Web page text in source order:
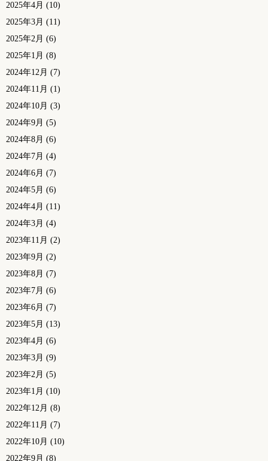
2025年4月 (10)
2025年3月 (11)
2025年2月 (6)
2025年1月 (8)
2024年12月 (7)
2024年11月 (1)
2024年10月 (3)
2024年9月 (5)
2024年8月 (6)
2024年7月 (4)
2024年6月 (7)
2024年5月 (6)
2024年4月 (11)
2024年3月 (4)
2023年11月 (2)
2023年9月 (2)
2023年8月 (7)
2023年7月 (6)
2023年6月 (7)
2023年5月 (13)
2023年4月 (6)
2023年3月 (9)
2023年2月 (5)
2023年1月 (10)
2022年12月 (8)
2022年11月 (7)
2022年10月 (10)
2022年9月 (8)